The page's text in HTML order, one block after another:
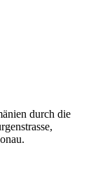
durch die